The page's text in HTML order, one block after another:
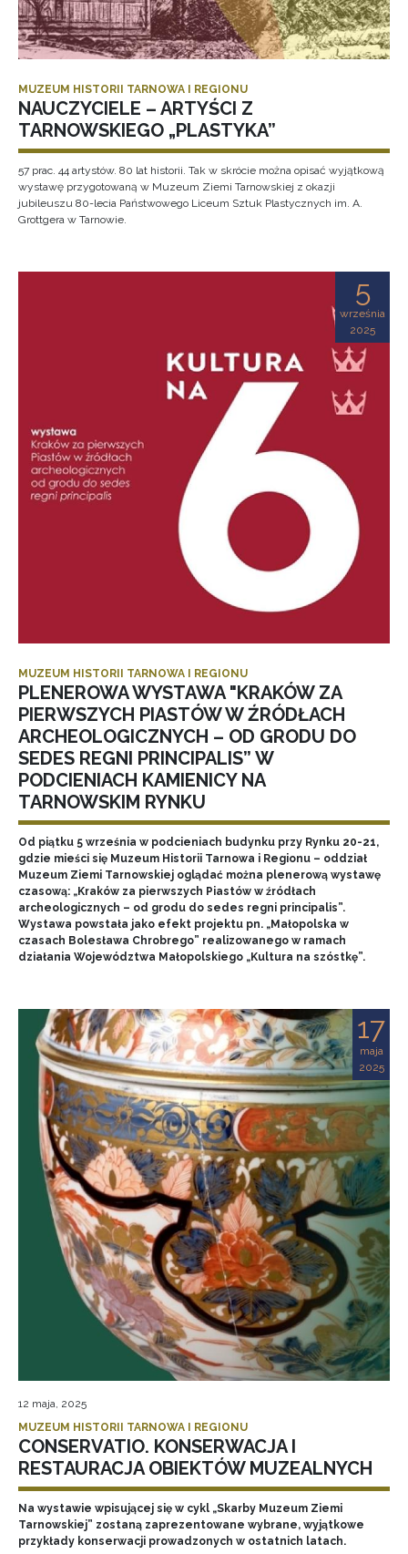
MUZEUM HISTORII TARNOWA I REGIONU
NAUCZYCIELE – ARTYŚCI Z
TARNOWSKIEGO „PLASTYKA”
57 prac. 44 artystów. 80 lat historii. Tak w skrócie można opisać wyjątkową
wystawę przygotowaną w Muzeum Ziemi Tarnowskiej z okazji
jubileuszu 80-lecia Państwowego Liceum Sztuk Plastycznych im. A.
Grottgera w Tarnowie.
5
września
2025
MUZEUM HISTORII TARNOWA I REGIONU
PLENEROWA WYSTAWA "KRAKÓW ZA
PIERWSZYCH PIASTÓW W ŹRÓDŁACH
ARCHEOLOGICZNYCH – OD GRODU DO
SEDES REGNI PRINCIPALIS” W
PODCIENIACH KAMIENICY NA
TARNOWSKIM RYNKU
Od piątku 5 września w podcieniach budynku przy Rynku 20-21,
gdzie mieści się Muzeum Historii Tarnowa i Regionu – oddział
Muzeum Ziemi Tarnowskiej oglądać można plenerową wystawę
czasową: „Kraków za pierwszych Piastów w źródłach
archeologicznych – od grodu do sedes regni principalis”.
Wystawa powstała jako efekt projektu pn. „Małopolska w
czasach Bolesława Chrobrego” realizowanego w ramach
działania Województwa Małopolskiego „Kultura na szóstkę”.
17
maja
2025
12 maja, 2025
MUZEUM HISTORII TARNOWA I REGIONU
CONSERVATIO. KONSERWACJA I
RESTAURACJA OBIEKTÓW MUZEALNYCH
Na wystawie wpisującej się w cykl „Skarby Muzeum Ziemi
Tarnowskiej” zostaną zaprezentowane wybrane, wyjątkowe
przykłady konserwacji prowadzonych w ostatnich latach.